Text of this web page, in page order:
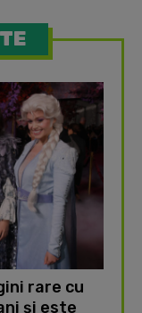
rare cu
și este